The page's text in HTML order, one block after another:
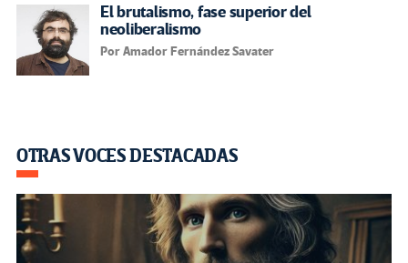
El brutalismo, fase superior del
neoliberalismo
Por Amador Fernández Savater
OTRAS VOCES DESTACADAS